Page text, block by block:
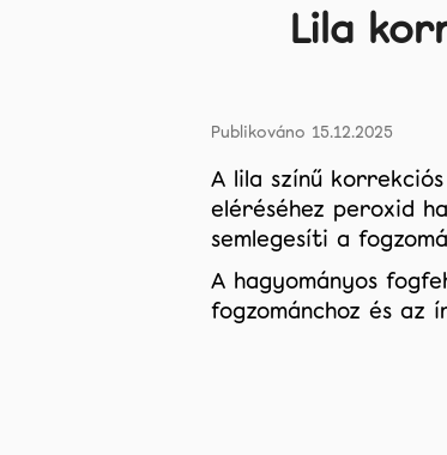
Lila
15.12.2025
A lila színű
eléréséhez peroxid
semlegesíti a
A hagyományos
fogzománchoz és az
CCT SZÍNKORREKCIÓS FEHÉRÍTŐ